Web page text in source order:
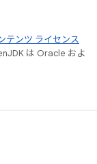
テンツ ライセンス
は Oracle およ